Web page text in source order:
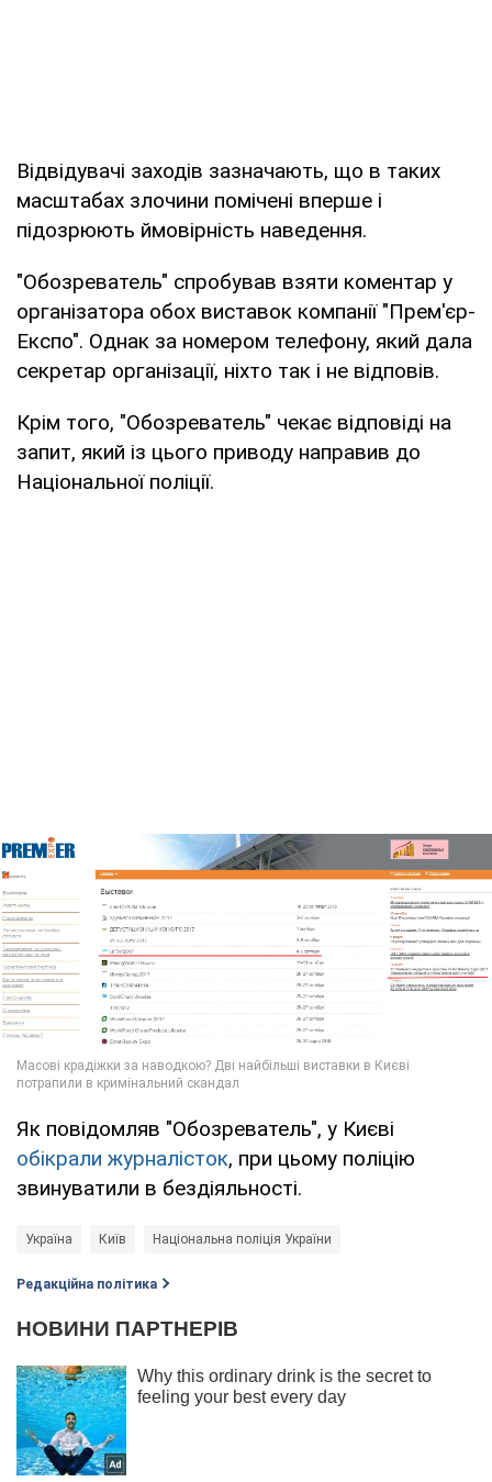
Відвідувачі заходів зазначають, що в таких
масштабах злочини помічені вперше і
підозрюють ймовірність наведення.
"Обозреватель" спробував взяти коментар у
організатора обох виставок компанії "Прем'єр-
Експо". Однак за номером телефону, який дала
секретар організації, ніхто так і не відповів.
Крім того, "Обозреватель" чекає відповіді на
запит, який із цього приводу направив до
Національної поліції.
Як повідомляв "Обозреватель", у Києві
обікрали журналісток, при цьому поліцію
звинуватили в бездіяльності.
Україна Київ Національна поліція України
Редакційна політика